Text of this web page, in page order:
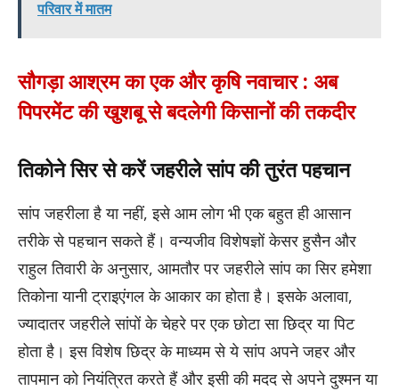
परिवार में मातम
सौगड़ा आश्रम का एक और कृषि नवाचार : अब
पिपरमेंट की खुशबू से बदलेगी किसानों की तकदीर
तिकोने सिर से करें जहरीले सांप की तुरंत पहचान
सांप जहरीला है या नहीं, इसे आम लोग भी एक बहुत ही आसान
तरीके से पहचान सकते हैं। वन्यजीव विशेषज्ञों केसर हुसैन और
राहुल तिवारी के अनुसार, आमतौर पर जहरीले सांप का सिर हमेशा
तिकोना यानी ट्राइएंगल के आकार का होता है। इसके अलावा,
ज्यादातर जहरीले सांपों के चेहरे पर एक छोटा सा छिद्र या पिट
होता है। इस विशेष छिद्र के माध्यम से ये सांप अपने जहर और
तापमान को नियंत्रित करते हैं और इसी की मदद से अपने दुश्मन या